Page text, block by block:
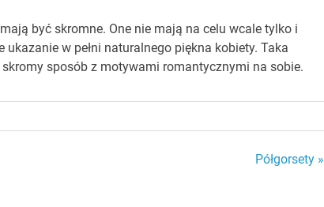
być skromne. One nie mają na celu wcale tylko i
w pełni naturalnego piękna kobiety. Taka
sposób z motywami romantycznymi na sobie.
Półgorsety »